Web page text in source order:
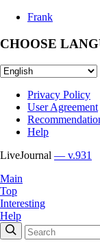
Frank
CHOOSE
Privacy Policy
User Agreement
Help
LiveJournal — v.931
Main
Top
Interesting
Help